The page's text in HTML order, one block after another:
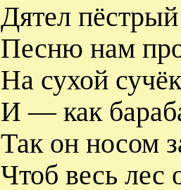
Дятел
Песню нам
На сухой
И — как
Так он носом
Чтоб весь лес